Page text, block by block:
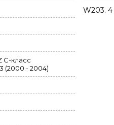
C-класс
(2000 - 2004)
W203. 4